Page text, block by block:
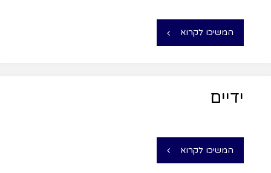
המשיכו לקרוא
ידיים
המשיכו לקרוא